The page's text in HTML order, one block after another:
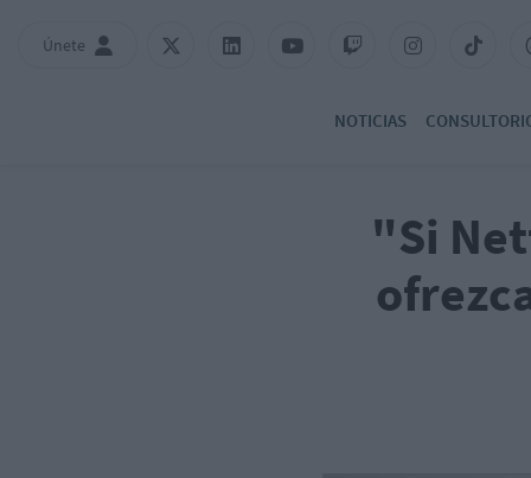
Únete
NOTICIAS
"Si